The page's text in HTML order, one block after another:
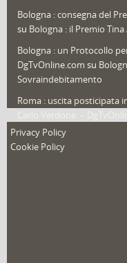
Video (archivio) (263)
Bologna : consegna del
su Bologna : il Premio
Bologna : un Protocollo
DgTvOnline.com su
Sovraindebitamento
Roma : uscita posticipata
nuovo film
Privacy Policy
Cookie Policy